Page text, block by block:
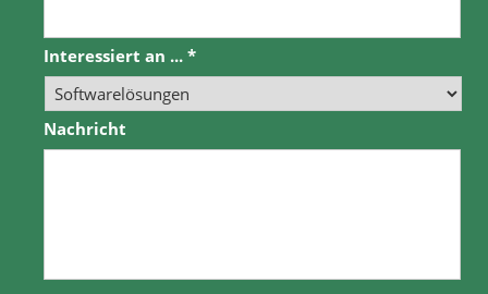
Interessiert an ... *
Nachricht